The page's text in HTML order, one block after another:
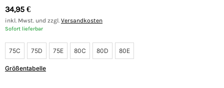
34,95 €
inkl. Mwst. und zzgl. Versandkosten
Sofort lieferbar
75C 75D 75E 80C 80D 80E
Größentabelle